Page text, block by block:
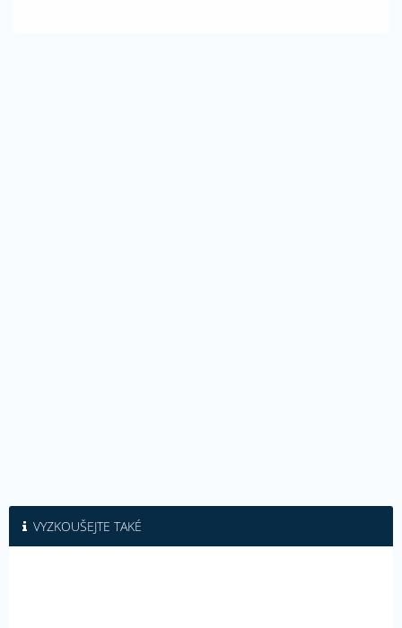
VYZKOUŠEJTE TAKÉ